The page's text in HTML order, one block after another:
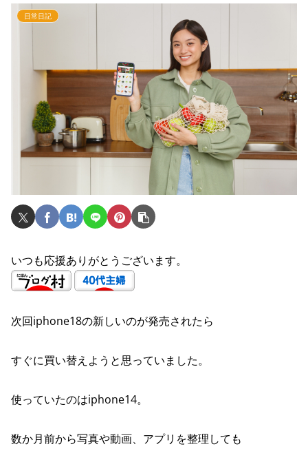
日常日記
いつも応援ありがとうございます。
次回iphone18の新しいのが発売されたら
すぐに買い替えようと思っていました。
使っていたのはiphone14。
数か月前から写真や動画、アプリを整理しても